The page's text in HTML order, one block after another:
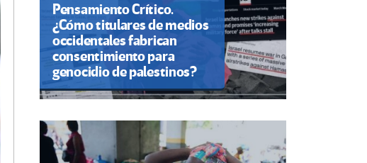
Pensamiento Crítico.
¿Cómo titulares de medios
occidentales fabrican
consentimiento para
genocidio de palestinos?